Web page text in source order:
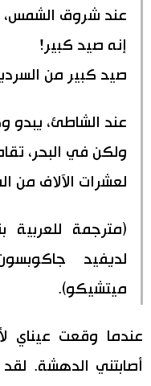
عند شروق
إنه صيد كبير!
صيد كبير من
عند الشاطئ، يبدو
ولكن في البحر، تقام
لعشرات الآلاف من
(مترجمة للعربية
لديفيد
ميتشيكو).
عندما وقعت عيناي
أصابتني الدهشة.